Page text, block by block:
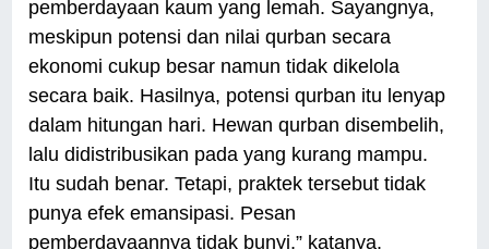
pemberdayaan kaum yang lemah. Sayangnya,
meskipun potensi dan nilai qurban secara
ekonomi cukup besar namun tidak dikelola
secara baik. Hasilnya, potensi qurban itu lenyap
dalam hitungan hari. Hewan qurban disembelih,
lalu didistribusikan pada yang kurang mampu.
Itu sudah benar. Tetapi, praktek tersebut tidak
punya efek emansipasi. Pesan
pemberdayaannya tidak bunyi,” katanya.